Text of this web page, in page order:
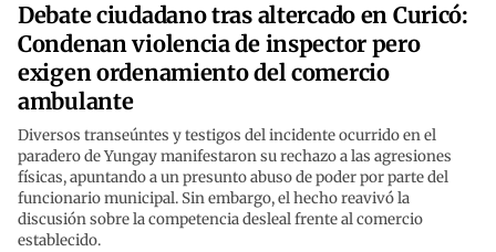
Debate ciudadano tras altercado en Curicó:
Condenan violencia de inspector pero
exigen ordenamiento del comercio
ambulante
Diversos transeúntes y testigos del incidente ocurrido en el
paradero de Yungay manifestaron su rechazo a las agresiones
físicas, apuntando a un presunto abuso de poder por parte del
funcionario municipal. Sin embargo, el hecho reavivó la
discusión sobre la competencia desleal frente al comercio
establecido.